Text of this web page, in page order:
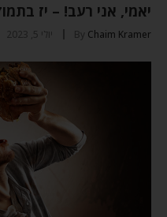
יאמי, אני רעב! – יז
By Chaim Kramer יולי 5, 2023